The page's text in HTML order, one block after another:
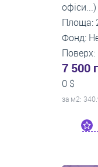
офіси...)
Площа:
Фонд:
Поверх:
7 500
0 $
за м2: